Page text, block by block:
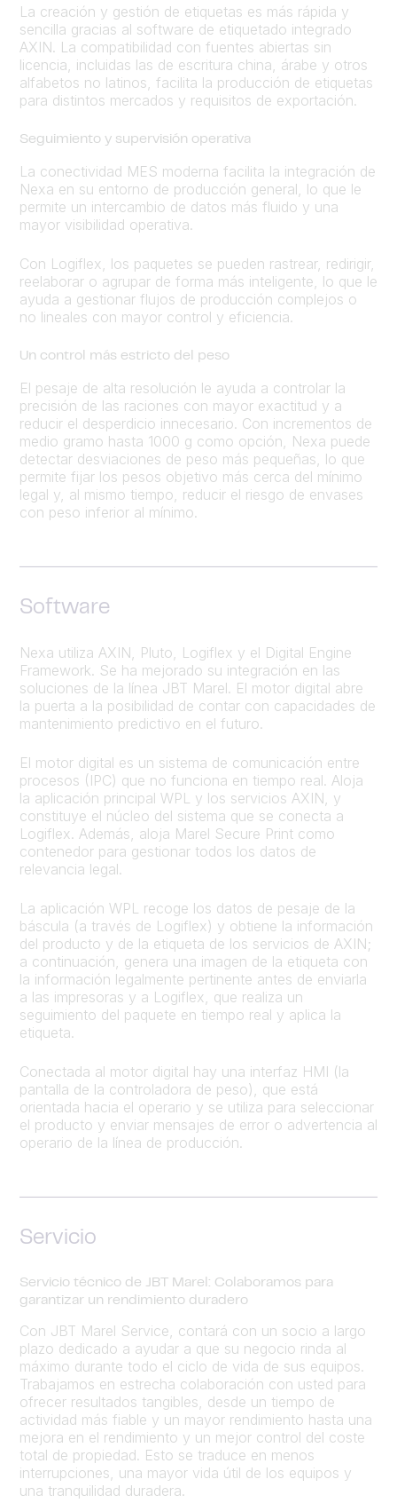
La creación y gestión de etiquetas es más rápida y
sencilla gracias al software de etiquetado integrado
AXIN. La compatibilidad con fuentes abiertas sin
licencia, incluidas las de escritura china, árabe y otros
alfabetos no latinos, facilita la producción de etiquetas
para distintos mercados y requisitos de exportación.
Seguimiento y supervisión operativa
La conectividad MES moderna facilita la integración de
Nexa en su entorno de producción general, lo que le
permite un intercambio de datos más fluido y una
mayor visibilidad operativa.
Con Logiflex, los paquetes se pueden rastrear, redirigir,
reelaborar o agrupar de forma más inteligente, lo que le
ayuda a gestionar flujos de producción complejos o
no lineales con mayor control y eficiencia.
Un control más estricto del peso
El pesaje de alta resolución le ayuda a controlar la
precisión de las raciones con mayor exactitud y a
reducir el desperdicio innecesario. Con incrementos de
medio gramo hasta 1000 g como opción, Nexa puede
detectar desviaciones de peso más pequeñas, lo que
permite fijar los pesos objetivo más cerca del mínimo
legal y, al mismo tiempo, reducir el riesgo de envases
con peso inferior al mínimo.
Software
Nexa utiliza AXIN, Pluto, Logiflex y el Digital Engine
Framework. Se ha mejorado su integración en las
soluciones de la línea JBT Marel. El motor digital abre
la puerta a la posibilidad de contar con capacidades de
mantenimiento predictivo en el futuro.
El motor digital es un sistema de comunicación entre
procesos (IPC) que no funciona en tiempo real. Aloja
la aplicación principal WPL y los servicios AXIN, y
constituye el núcleo del sistema que se conecta a
Logiflex. Además, aloja Marel Secure Print como
contenedor para gestionar todos los datos de
relevancia legal.
La aplicación WPL recoge los datos de pesaje de la
báscula (a través de Logiflex) y obtiene la información
del producto y de la etiqueta de los servicios de AXIN;
a continuación, genera una imagen de la etiqueta con
la información legalmente pertinente antes de enviarla
a las impresoras y a Logiflex, que realiza un
seguimiento del paquete en tiempo real y aplica la
etiqueta.
Conectada al motor digital hay una interfaz HMI (la
pantalla de la controladora de peso), que está
orientada hacia el operario y se utiliza para seleccionar
el producto y enviar mensajes de error o advertencia al
operario de la línea de producción.
Servicio
Servicio técnico de JBT Marel: Colaboramos para
garantizar un rendimiento duradero
Con JBT Marel Service, contará con un socio a largo
plazo dedicado a ayudar a que su negocio rinda al
máximo durante todo el ciclo de vida de sus equipos.
Trabajamos en estrecha colaboración con usted para
ofrecer resultados tangibles, desde un tiempo de
actividad más fiable y un mayor rendimiento hasta una
mejora en el rendimiento y un mejor control del coste
total de propiedad. Esto se traduce en menos
interrupciones, una mayor vida útil de los equipos y
una tranquilidad duradera.